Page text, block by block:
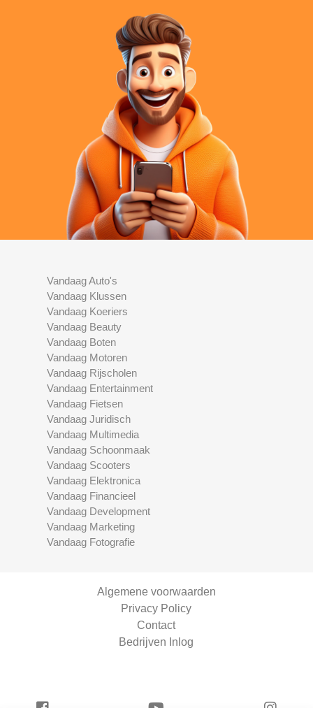
Vandaag Auto's
Vandaag Klussen
Vandaag Koeriers
Vandaag Beauty
Vandaag Boten
Vandaag Motoren
Vandaag Rijscholen
Vandaag Entertainment
Vandaag Fietsen
Vandaag Juridisch
Vandaag Multimedia
Vandaag Schoonmaak
Vandaag Scooters
Vandaag Elektronica
Vandaag Financieel
Vandaag Development
Vandaag Marketing
Vandaag Fotografie
Algemene voorwaarden
Privacy Policy
Contact
Bedrijven Inlog